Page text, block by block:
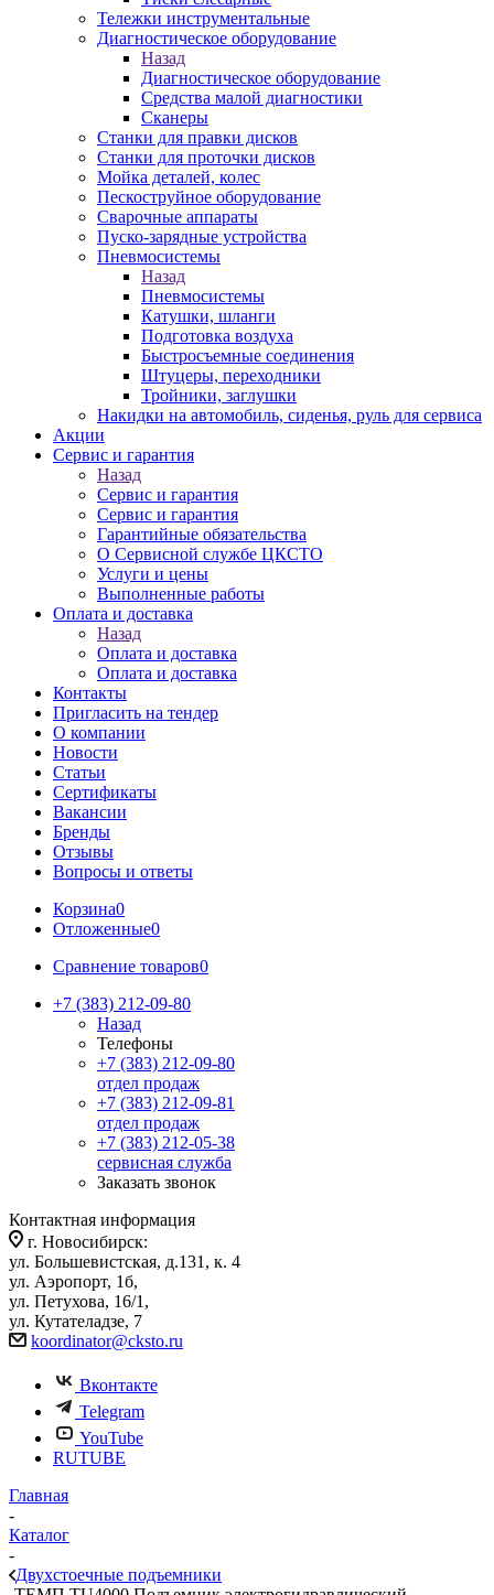
Тележки инструментальные
Диагностическое оборудование
Назад
Диагностическое оборудование
Средства малой диагностики
Сканеры
Станки для правки дисков
Станки для проточки дисков
Мойка деталей, колес
Пескоструйное оборудование
Сварочные аппараты
Пуско-зарядные устройства
Пневмосистемы
Назад
Пневмосистемы
Катушки, шланги
Подготовка воздуха
Быстросъемные соединения
Штуцеры, переходники
Тройники, заглушки
Накидки на автомобиль, сиденья, руль для сервиса
Акции
Сервис и гарантия
Назад
Сервис и гарантия
Сервис и гарантия
Гарантийные обязательства
О Сервисной службе ЦКСТО
Услуги и цены
Выполненные работы
Оплата и доставка
Назад
Оплата и доставка
Оплата и доставка
Контакты
Пригласить на тендер
О компании
Новости
Статьи
Сертификаты
Вакансии
Бренды
Отзывы
Вопросы и ответы
Корзина0
Отложенные0
Сравнение товаров0
+7 (383) 212-09-80
Назад
Телефоны
+7 (383) 212-09-80
отдел продаж
+7 (383) 212-09-81
отдел продаж
+7 (383) 212-05-38
сервисная служба
Заказать звонок
Контактная информация
г. Новосибирск:
ул. Большевистская, д.131, к. 4
ул. Аэропорт, 1б,
ул. Петухова, 16/1,
ул. Кутателадзе, 7
koordinator@cksto.ru
Вконтакте
Telegram
YouTube
RUTUBE
Главная
-
Каталог
-
Двухстоечные подъемники